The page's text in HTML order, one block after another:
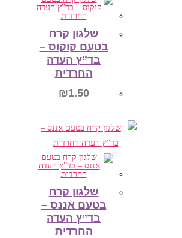
שלגון קרח
בטעם קוקוס –
בד”ץ העדה
החרדית
₪1.50
הוספה לסל
שלגון קרח
בטעם אננס –
בד”ץ העדה
החרדית